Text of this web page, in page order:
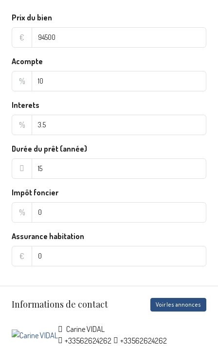
Prix du bien
€
Acompte
%
Interets
%
Durée du prêt (année)
Impôt foncier
%
Assurance habitation
€
Informations de contact Voir les annonces
Carine VIDAL
+33562624262
+33562624262